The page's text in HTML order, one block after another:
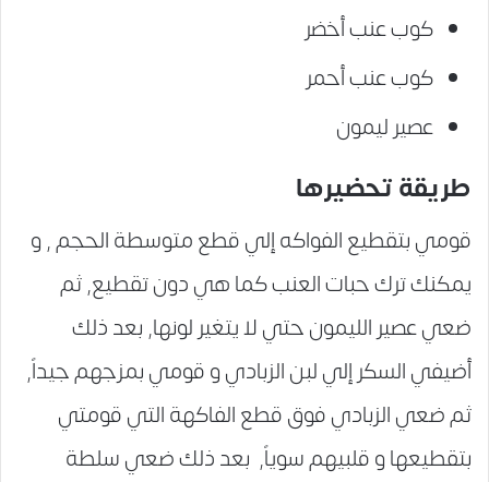
كوب عنب أخضر
كوب عنب أحمر
عصير ليمون
طريقة تحضيرها
قومي بتقطيع الفواكه إلي قطع متوسطة الحجم , و
يمكنك ترك حبات العنب كما هي دون تقطيع, ثم
ضعي عصير الليمون حتي لا يتغير لونها, بعد ذلك
أضيفي السكر إلي لبن الزبادي و قومي بمزجهم جيداً,
ثم ضعي الزبادي فوق قطع الفاكهة التي قومتي
بتقطيعها و قلبيهم سوياً, بعد ذلك ضعي سلطة